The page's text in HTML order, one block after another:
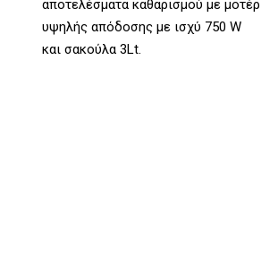
αποτελέσματα καθαρισμού με μοτέρ
υψηλής απόδοσης με ισχύ 750 W
και σακούλα 3Lt.